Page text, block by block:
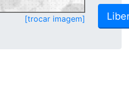
[trocar imagem]